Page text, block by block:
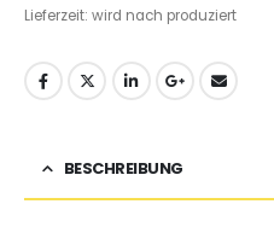
Lieferzeit: wird nach produziert
BESCHREIBUNG